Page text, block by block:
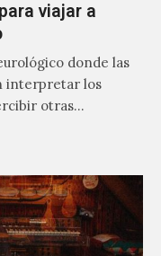
viajar a
donde las
interpretar los
otras